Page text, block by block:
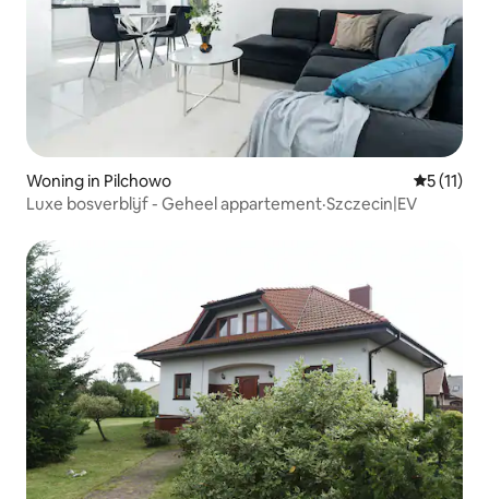
Woning in Pilchowo
5 (11)
Luxe bosverblijf - Geheel appartement·Szczecin|EV